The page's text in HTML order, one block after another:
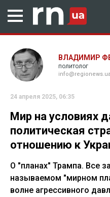
ВЛАДИМИР
политолог
info@regionews.ua
24 апреля 2025, 06:35
Мир на условиях
политическая
отношению к
О "планах" Трампа. Все
называемом "мирном
волне агрессивного